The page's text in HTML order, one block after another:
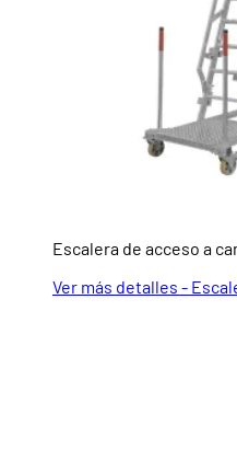
Escalera de acceso a
Ver más detalles -